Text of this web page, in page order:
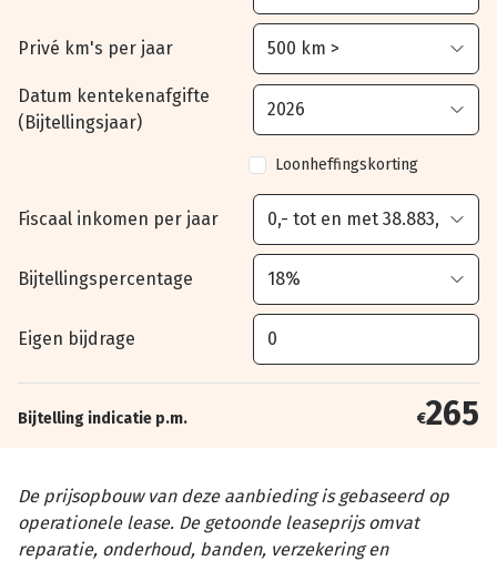
Privé km's per jaar
Datum kentekenafgifte
(Bijtellingsjaar)
Loonheffingskorting
Fiscaal inkomen per jaar
Bijtellingspercentage
Eigen bijdrage
Bijtelling indicatie p.m. €265
De prijsopbouw van deze aanbieding is gebaseerd op
operationele lease. De getoonde leaseprijs omvat
reparatie, onderhoud, banden, verzekering en